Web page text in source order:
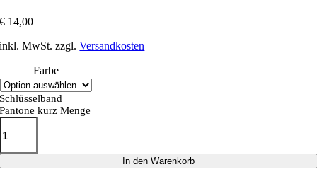
€ 14,00
inkl. MwSt. zzgl.Versandkosten
Farbe
Schlüsselband
Pantone kurz Menge
In den Warenkorb